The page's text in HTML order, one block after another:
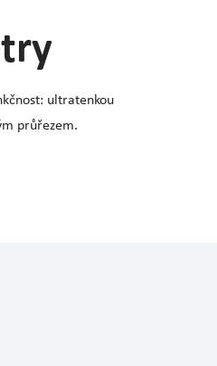
ultratenkou
průřezem.